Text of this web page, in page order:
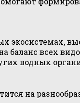
экосистемах,
баланс всех
водных
на